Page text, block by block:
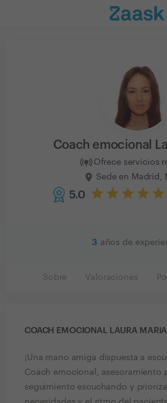
Coach emocional
Ofrece servicios
Sede en Madrid,
5.0
3 años de
Sobre Valoraciones
COACH EMOCIONAL LAURA MARIA
¡Una mano amiga dispuesta a
Coach emocional, asesoramiento
seguimiento escuchando y